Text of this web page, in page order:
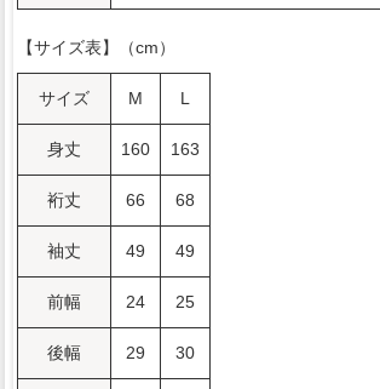
【サイズ表】（cm）
サイズ M L
身丈 160 163
裄丈 66 68
袖丈 49 49
前幅 24 25
後幅 29 30